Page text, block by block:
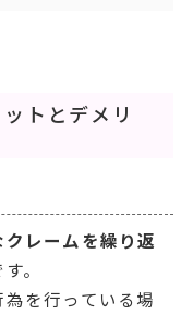
トとデメリ
レームを繰り返
。
を行っている場